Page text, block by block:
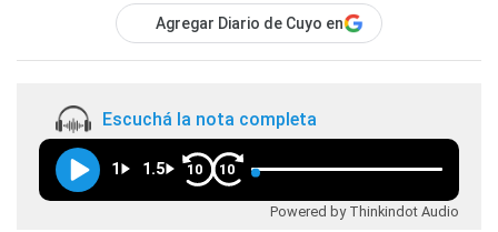
Agregar Diario de Cuyo en
Escuchá la nota completa
1 1.5 10 10
Powered by Thinkindot Audio